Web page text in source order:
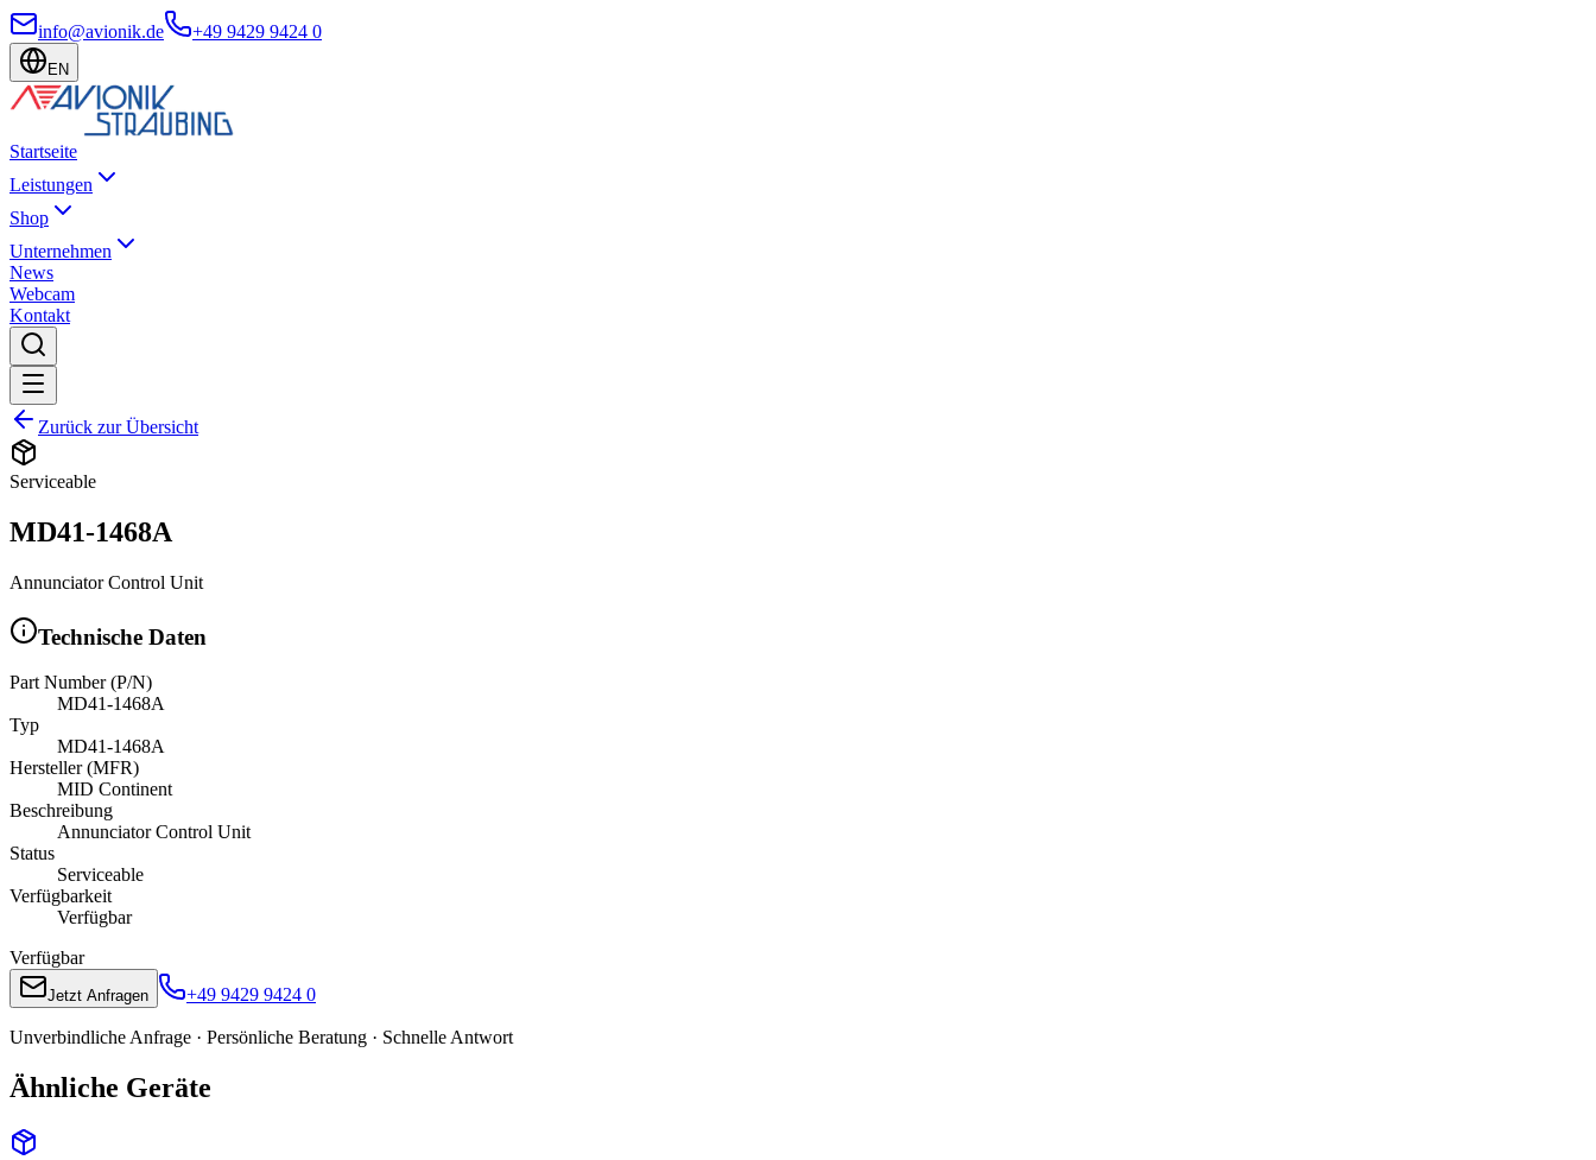
info@avionik.de +49 9429 9424 0
EN
Startseite
Leistungen
Shop
Unternehmen
News
Webcam
Kontakt
Zurück zur Übersicht
Serviceable
MD41-1468A
Annunciator Control Unit
Technische Daten
Part Number (P/N)
MD41-1468A
Typ
MD41-1468A
Hersteller (MFR)
MID Continent
Beschreibung
Annunciator Control Unit
Status
Serviceable
Verfügbarkeit
Verfügbar
Verfügbar
Jetzt Anfragen +49 9429 9424 0
Unverbindliche Anfrage · Persönliche Beratung · Schnelle Antwort
Ähnliche Geräte